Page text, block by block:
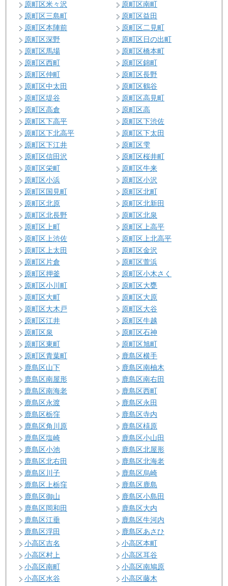
原町区米々沢
原町区南町
原町区三島町
原町区益田
原町区本陣前
原町区二見町
原町区深野
原町区日の出町
原町区馬場
原町区橋本町
原町区西町
原町区錦町
原町区仲町
原町区長野
原町区中太田
原町区鶴谷
原町区堤谷
原町区高見町
原町区高倉
原町区高
原町区下高平
原町区下渋佐
原町区下北高平
原町区下太田
原町区下江井
原町区雫
原町区信田沢
原町区桜井町
原町区栄町
原町区牛来
原町区小浜
原町区小沢
原町区国見町
原町区北町
原町区北原
原町区北新田
原町区北長野
原町区北泉
原町区上町
原町区上高平
原町区上渋佐
原町区上北高平
原町区上太田
原町区金沢
原町区片倉
原町区萱浜
原町区押釜
原町区小木さく
原町区小川町
原町区大甕
原町区大町
原町区大原
原町区大木戸
原町区大谷
原町区江井
原町区牛越
原町区泉
原町区石神
原町区東町
原町区旭町
原町区青葉町
鹿島区横手
鹿島区山下
鹿島区南柚木
鹿島区南屋形
鹿島区南右田
鹿島区南海老
鹿島区西町
鹿島区永渡
鹿島区永田
鹿島区栃窪
鹿島区寺内
鹿島区角川原
鹿島区橲原
鹿島区塩崎
鹿島区小山田
鹿島区小池
鹿島区北屋形
鹿島区北右田
鹿島区北海老
鹿島区川子
鹿島区烏崎
鹿島区上栃窪
鹿島区鹿島
鹿島区御山
鹿島区小島田
鹿島区岡和田
鹿島区大内
鹿島区江垂
鹿島区牛河内
鹿島区浮田
鹿島区あさひ
小高区吉名
小高区本町
小高区村上
小高区耳谷
小高区南町
小高区南鳩原
小高区水谷
小高区藤木